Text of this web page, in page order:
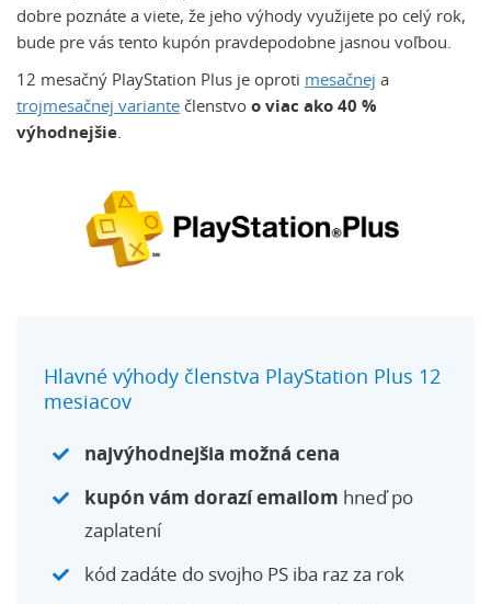
dobre poznáte a viete, že jeho výhody využijete po celý rok,
bude pre vás tento kupón pravdepodobne jasnou voľbou.
12 mesačný PlayStation Plus je oproti mesačnej a
trojmesačnej variante členstvo o viac ako 40 %
výhodnejšie.
Hlavné výhody členstva PlayStation Plus 12
mesiacov
najvýhodnejšia možná cena
kupón vám dorazí emailom hneď po
zaplatení
kód zadáte do svojho PS iba raz za rok